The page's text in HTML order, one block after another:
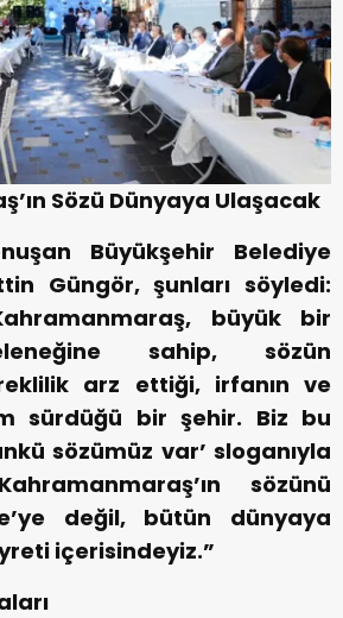
Sözü Dünyaya Ulaşacak
Büyükşehir Belediye
Güngör, şunları söyledi:
büyük bir
sahip, sözün
arz ettiği, irfanın ve
sürdüğü bir şehir. Biz bu
sözümüz var’ sloganıyla
sözünü
değil, bütün dünyaya
içerisindeyiz.”